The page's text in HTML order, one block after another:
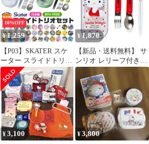
10%OFF
¥ 1,259
【P03】SKATER スケ
ーター スライドトリオ
お弁当 スプーン お箸
スプーン フォーク 3点
セット 保育園 幼稚園
男の子 女の子 キャラク
ター BPAフリー 送料無
料 sf-tcs1am
¥ 1,870
【新品・送料無料】 サ
ンリオ レリーフ付きラ
ンチトリオセット ハロ
ーキティ (箸 フォーク
スプーン ケース お名前
シール付属) 013803
¥3,100 ¥3,800